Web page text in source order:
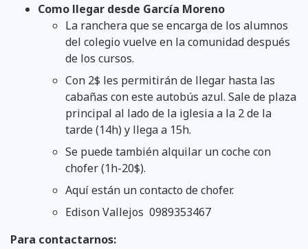
Como llegar desde García Moreno
La ranchera que se encarga de los alumnos
del colegio vuelve en la comunidad después
de los cursos.
Con 2$ les permitirán de llegar hasta las
cabañas con este autobús azul. Sale de plaza
principal al lado de la iglesia a la 2 de la
tarde (14h) y llega a 15h.
Se puede también alquilar un coche con
chofer (1h-20$).
Aquí están un contacto de chofer.
Edison Vallejos 0989353467
Para contactarnos: